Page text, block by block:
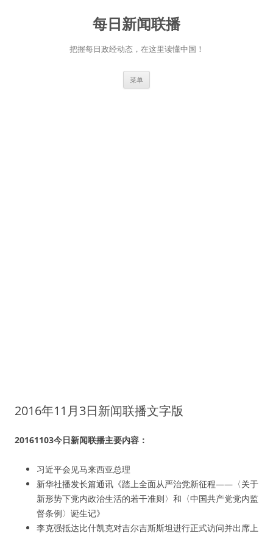
每日新闻联播
把握每日政经动态，在这里读懂中国！
菜单
2016年11月3日新闻联播文字版
20161103今日新闻联播主要内容：
习近平会见马来西亚总理
新华社播发长篇通讯《踏上全面从严治党新征程——〈关于
新形势下党内政治生活的若干准则〉和〈中国共产党党内监
督条例〉诞生记》
李克强抵达比什凯克对吉尔吉斯斯坦进行正式访问并出席上